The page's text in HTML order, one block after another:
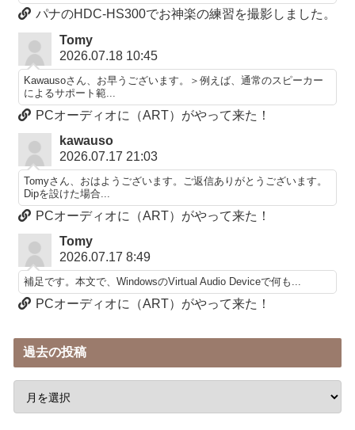
パナのHDC-HS300でお神楽の練習を撮影しました。
Tomy
2026.07.18 10:45
Kawausoさん、お早うございます。＞例えば、通常のスピーカー
によるサポート範...
PCオーディオに（ART）がやって来た！
kawauso
2026.07.17 21:03
Tomyさん、おはようございます。ご返信ありがとうございます。
Dipを設けた場合...
PCオーディオに（ART）がやって来た！
Tomy
2026.07.17 8:49
補足です。本文で、WindowsのVirtual Audio Deviceで何も...
PCオーディオに（ART）がやって来た！
過去の投稿